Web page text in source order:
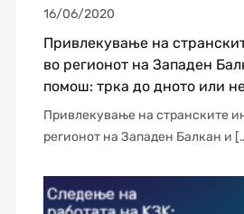
16/06/2020
Привлекување на
во регионот на Западен
помош: трка до дното или
Привлекување на странските
регионот на Западен Балкан и